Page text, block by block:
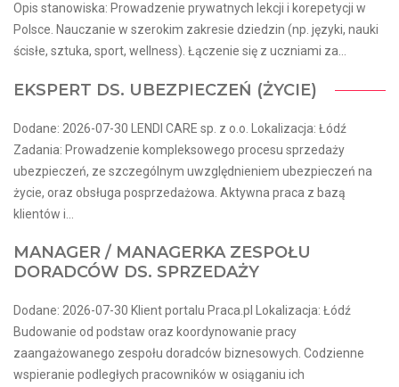
Opis stanowiska: Prowadzenie prywatnych lekcji i korepetycji w
Polsce. Nauczanie w szerokim zakresie dziedzin (np. języki, nauki
ścisłe, sztuka, sport, wellness). Łączenie się z uczniami za...
EKSPERT DS. UBEZPIECZEŃ (ŻYCIE)
Dodane: 2026-07-30 LENDI CARE sp. z o.o. Lokalizacja: Łódź
Zadania: Prowadzenie kompleksowego procesu sprzedaży
ubezpieczeń, ze szczególnym uwzględnieniem ubezpieczeń na
życie, oraz obsługa posprzedażowa. Aktywna praca z bazą
klientów i...
MANAGER / MANAGERKA ZESPOŁU
DORADCÓW DS. SPRZEDAŻY
Dodane: 2026-07-30 Klient portalu Praca.pl Lokalizacja: Łódź
Budowanie od podstaw oraz koordynowanie pracy
zaangażowanego zespołu doradców biznesowych. Codzienne
wspieranie podległych pracowników w osiąganiu ich